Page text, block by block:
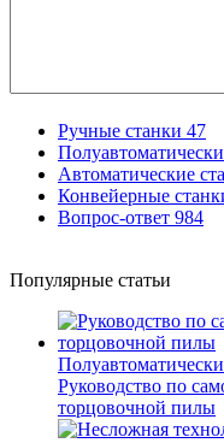
Ручные станки 47
Автоматические
Конвейерные
Вопрос-ответ 984
Популярные статьи
Руководство по
торцовочной пилы